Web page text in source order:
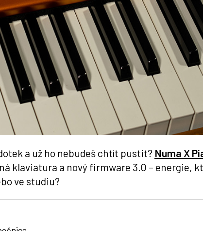
a už ho nebudeš chtít pustit? Numa X
klaviatura a nový firmware 3.0 – energie,
ve studiu?